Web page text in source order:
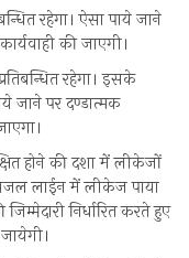
रहेगा। ऐसा पाये जाने
की जाएगी।
रहेगा। इसके
जाने पर दण्डात्मक
होने की दशा में लीकेजों
लाईन में लीकेज पाया
निर्धारित करते हुए